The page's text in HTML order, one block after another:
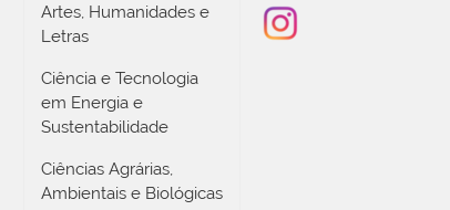
Artes, Humanidades e
Letras
Ciência e Tecnologia
em Energia e
Sustentabilidade
Ciências Agrárias,
Ambientais e Biológicas